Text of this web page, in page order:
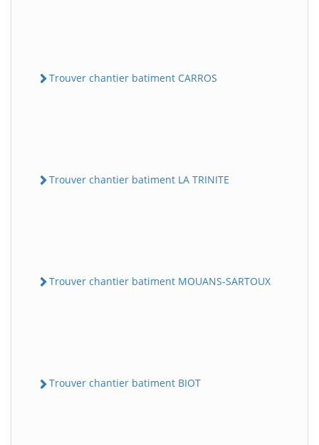
Trouver chantier batiment CARROS
Trouver chantier batiment LA TRINITE
Trouver chantier batiment MOUANS-SARTOUX
Trouver chantier batiment BIOT